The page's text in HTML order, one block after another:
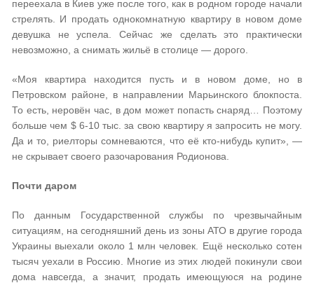
переехала в Киев уже после того, как в родном городе начали
стрелять. И продать однокомнатную квартиру в новом доме
девушка не успела. Сейчас же сделать это практически
невозможно, а снимать жильё в столице — дорого.
«Моя квартира находится пусть и в новом доме, но в
Петровском районе, в направлении Марьинского блокпоста.
То есть, неровён час, в дом может попасть снаряд… Поэтому
больше чем $ 6-10 тыс. за свою квартиру я запросить не могу.
Да и то, риелторы сомневаются, что её кто-нибудь купит», —
не скрывает своего разочарования Родионова.
Почти даром
По данным Государственной службы по чрезвычайным
ситуациям, на сегодняшний день из зоны АТО в другие города
Украины выехали около 1 млн человек. Ещё несколько сотен
тысяч уехали в Россию. Многие из этих людей покинули свои
дома навсегда, а значит, продать имеющуюся на родине